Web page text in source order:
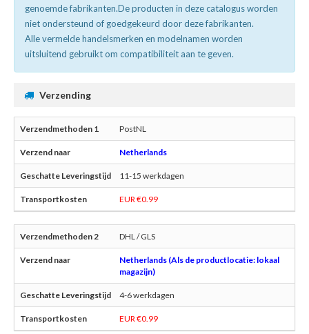
genoemde fabrikanten.De producten in deze catalogus worden
niet ondersteund of goedgekeurd door deze fabrikanten.
Alle vermelde handelsmerken en modelnamen worden
uitsluitend gebruikt om compatibiliteit aan te geven.
Verzending
PostNL
Netherlands
11-15 werkdagen
EUR €0.99
DHL / GLS
Netherlands (Als de productlocatie: lokaal
magazijn)
4-6 werkdagen
EUR €0.99